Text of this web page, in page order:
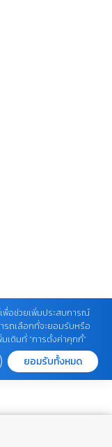
ด (มหาชน)
เพื่อช่วยเพิ่มประสบการณ์
รถเลือกที่จะยอมรับหรือ
เติมที่ “การตั้งค่าคุกกี้”
ยอมรับทั้งหมด